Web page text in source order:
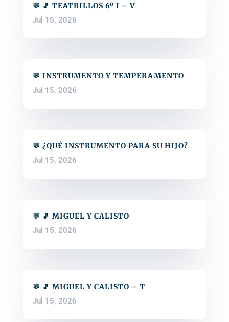
💬 🎵 TEATRILLOS 6º I – V
Jul 15, 2026
💬 INSTRUMENTO Y TEMPERAMENTO
Jul 15, 2026
💬 ¿QUÉ INSTRUMENTO PARA SU HIJO?
Jul 15, 2026
💬 🎵 MIGUEL Y CALISTO
Jul 15, 2026
💬 🎵 MIGUEL Y CALISTO – T
Jul 15, 2026